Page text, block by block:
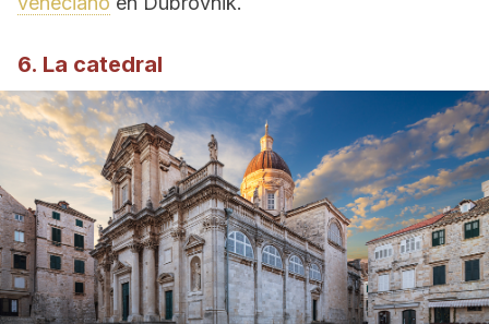
6. La catedral